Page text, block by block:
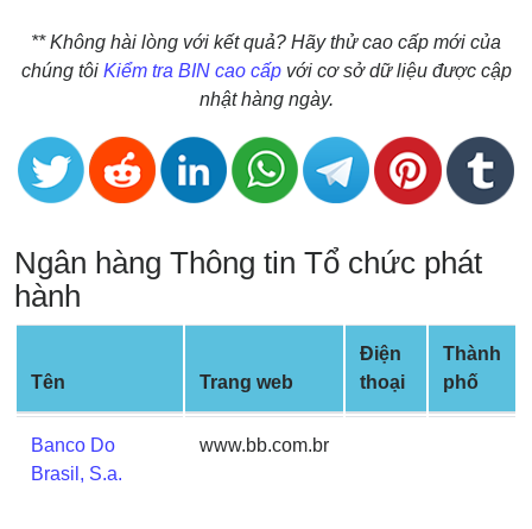
Credit
Card
Credit
Card
Generator
Credit
Card
Generator
Credit
Card
from
BIN
** Không hài lòng với kết quả? Hãy thử cao cấp mới của
chúng tôi Kiểm tra BIN cao cấpvới cơ sở dữ liệu được cập
nhật hàng ngày.
Ngân hàng Thông tin Tổ chức phát
hành
Tên Trang web
Điện
thoại
Thành
phố
Banco Do
Brasil, S.a.
www.bb.com.br